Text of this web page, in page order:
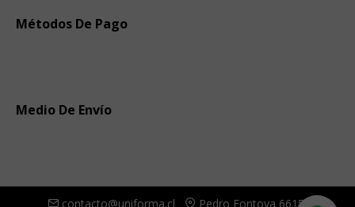
Métodos De Pago
Medio De Envío
contacto@uniforma.cl Pedro Fontova 6615,